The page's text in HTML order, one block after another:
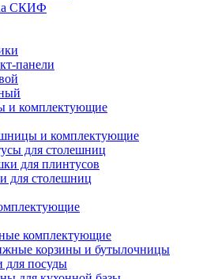
СКИФ
панели
и комплектующие
и комплектующие
для столешниц
для плинтусов
для столешниц
комплектующие
корзины и бутылочницы
посуды